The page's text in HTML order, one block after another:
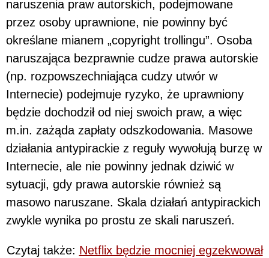
naruszenia praw autorskich, podejmowane
przez osoby uprawnione, nie powinny być
określane mianem „copyright trollingu”. Osoba
naruszająca bezprawnie cudze prawa autorskie
(np. rozpowszechniająca cudzy utwór w
Internecie) podejmuje ryzyko, że uprawniony
będzie dochodził od niej swoich praw, a więc
m.in. zażąda zapłaty odszkodowania. Masowe
działania antypirackie z reguły wywołują burzę w
Internecie, ale nie powinny jednak dziwić w
sytuacji, gdy prawa autorskie również są
masowo naruszane. Skala działań antypirackich
zwykle wynika po prostu ze skali naruszeń.
Czytaj także: Netflix będzie mocniej egzekwował